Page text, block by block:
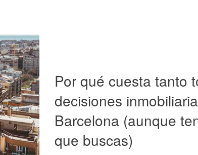
Por qué cuesta tanto
decisiones
Barcelona (aunque
que buscas)